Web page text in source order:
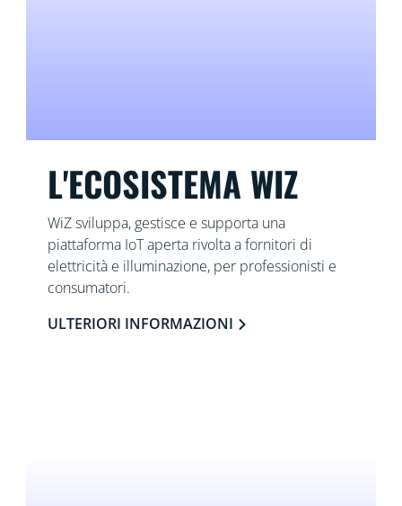
L'ECOSISTEMA WIZ
WiZ sviluppa, gestisce e supporta una
piattaforma IoT aperta rivolta a fornitori di
elettricità e illuminazione, per professionisti e
consumatori.
ULTERIORI INFORMAZIONI